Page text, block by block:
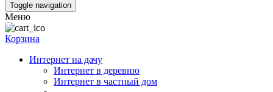
Toggle navigation
Меню
Корзина
Интернет на дачу
Интернет в деревню
Интернет в частный дом